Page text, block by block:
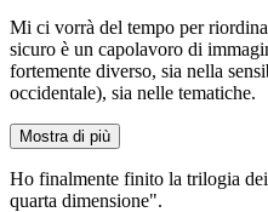
Mi ci vorrà del tempo per
sicuro è un capolavoro di
fortemente diverso, sia nella
occidentale), sia nelle tematiche.
Mostra di più
Ho finalmente finito la trilogia
quarta dimensione".